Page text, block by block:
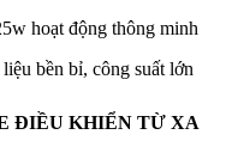
ĐIỀU KHIỂN TỪ XA